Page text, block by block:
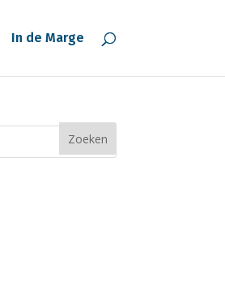
In de Marge